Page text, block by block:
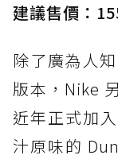
建議售價：
除了廣為人
版本，Nike
近年正式加
汁原味的